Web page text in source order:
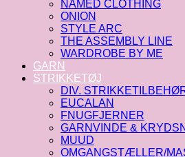
NAMED CLOTHING
ONION
STYLE ARC
THE ASSEMBLY LINE
WARDROBE BY ME
GARN
STRIKKETØJ
DIV.
EUCALAN
FNUGFJERNER
GARNVINDE &
MUUD
OMGANGSTÆLLER/